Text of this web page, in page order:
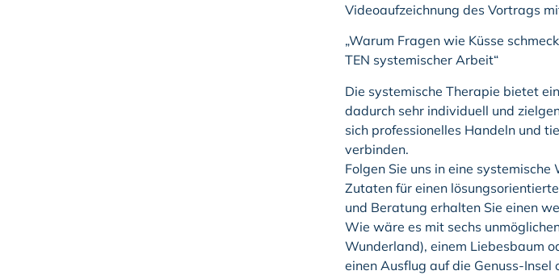
Videoaufzeichnung des Vortrags
„Warum Fragen wie Küsse
TEN systemischer Arbeit“
Die systemische Therapie bietet
dadurch sehr individuell und
sich professionelles Handeln und
verbinden.
Folgen Sie uns in eine
Zutaten für einen
und Beratung erhalten Sie einen
Wie wäre es mit sechs
Wunderland), einem Liebesbaum
einen Ausflug auf die Genuss-Insel